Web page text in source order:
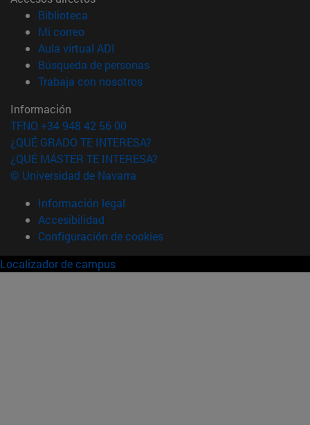
Biblioteca
Mi correo(abre en nueva ventana)
Aula virtual ADI
Búsqueda de personas(abre en nueva ventana)
Trabaja con nosotros(abre en nueva ventana)
Información
TFNO +34 948 42 56 00
¿QUÉ GRADO TE INTERESA?
¿QUÉ MÁSTER TE INTERESA?
© Universidad de Navarra
Información legal
Accesibilidad
Configuración de cookies
Localizador de campus